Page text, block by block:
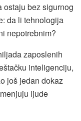
bez sigurnog
da li tehnologija
nepotrebnim?
zaposlenih
inteligenciju,
još jedan dokaz
ljude